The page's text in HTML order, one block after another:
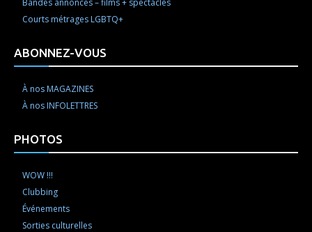
Courts métrages LGBTQ+
ABONNEZ-VOUS
À nos MAGAZINES
À nos INFOLETTRES
PHOTOS
WOW !!!
Clubbing
Événements
Sorties culturelles